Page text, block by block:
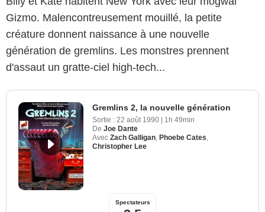
Gizmo. Malencontreusement mouillé, la petite
créature donnent naissance à une nouvelle
génération de gremlins. Les monstres prennent
d'assaut un gratte-ciel high-tech...
Gremlins 2, la nouvelle génération
Sortie : 22 août 1990 | 1h 49min
De Joe Dante
Avec Zach Galligan Phoebe Cates
Christopher Lee
Spectateurs